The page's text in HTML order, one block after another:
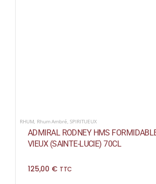
RHUM Rhum Ambré ,SPIRITUEUX
ADMIRAL RODNEY HMS
VIEUX (SAINTE-LUCIE) 70CL
125,00 € TTC